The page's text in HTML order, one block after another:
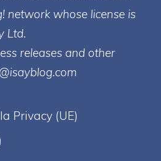
network whose license is
Ltd.
releases and other
Privacy (UE)